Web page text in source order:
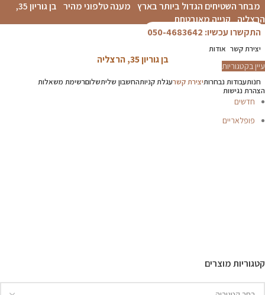
מבחר השטיחים הגדול ביותר בארץ מענה טלפוני מהיר
בן גוריון 35,
הרצליה קנייה מאובטחת
התקשרו עכשיו: 050-4683642
יצירת קשר אודות
בן גוריון 35, הרצליה
עיין בקטגוריות
חנותעבודות נבחרותיצירת קשרעגלת קניותהחשבון שליתשלוםרשימת משאלות
הצהרת נגישות
חדשים
פופלאריים
קטגוריות מוצרים